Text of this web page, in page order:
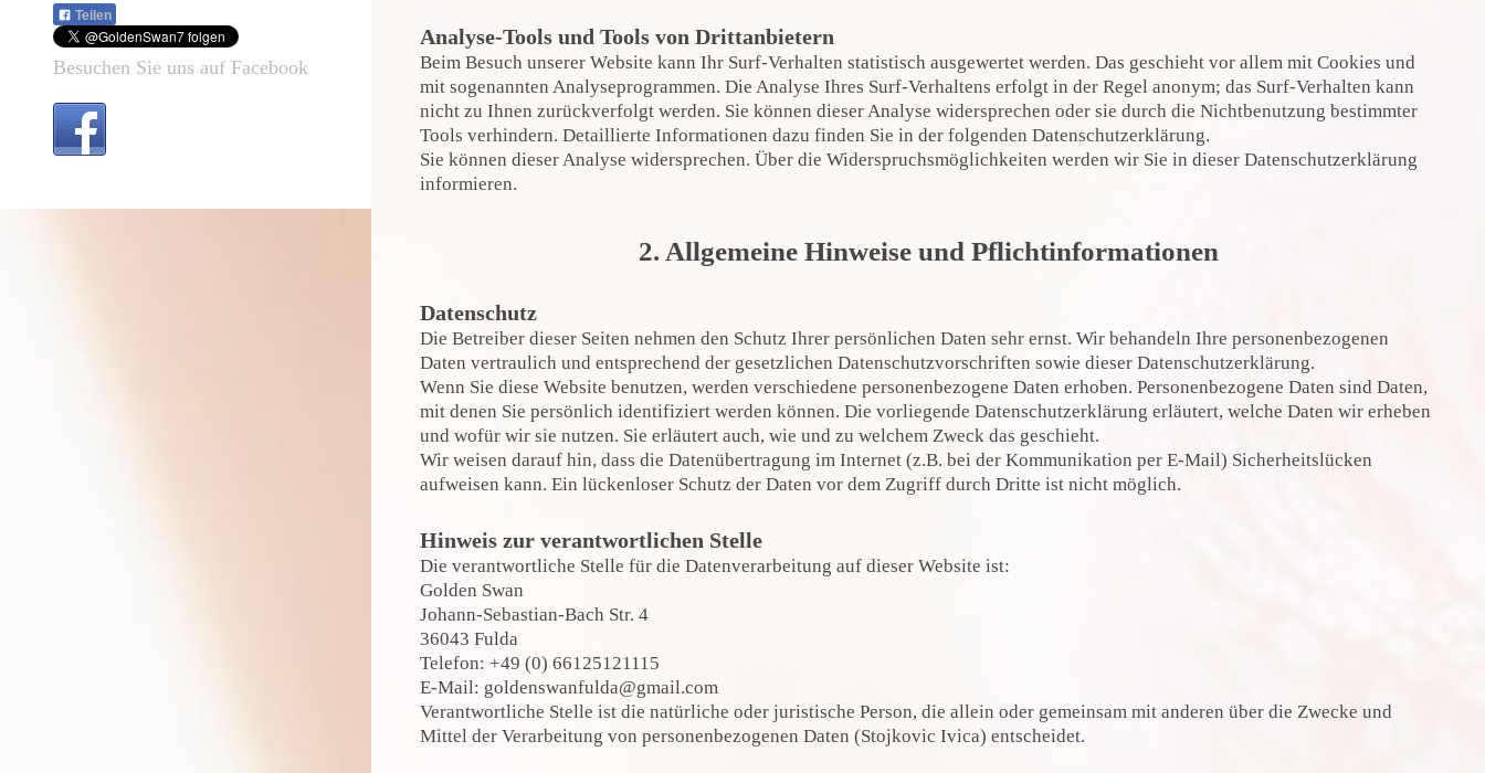
Analyse-Tools und Tools von Drittanbietern
Beim Besuch unserer Website kann Ihr Surf-Verhalten statistisch ausgewertet werden. Das geschieht vor allem mit Cookies und
mit sogenannten Analyseprogrammen. Die Analyse Ihres Surf-Verhaltens erfolgt in der Regel anonym; das Surf-Verhalten kann
nicht zu Ihnen zurückverfolgt werden. Sie können dieser Analyse widersprechen oder sie durch die Nichtbenutzung bestimmter
Tools verhindern. Detaillierte Informationen dazu finden Sie in der folgenden Datenschutzerklärung.
Sie können dieser Analyse widersprechen. Über die Widerspruchsmöglichkeiten werden wir Sie in dieser Datenschutzerklärung
informieren.
2. Allgemeine Hinweise und Pflichtinformationen
Datenschutz
Die Betreiber dieser Seiten nehmen den Schutz Ihrer persönlichen Daten sehr ernst. Wir behandeln Ihre personenbezogenen
Daten vertraulich und entsprechend der gesetzlichen Datenschutzvorschriften sowie dieser Datenschutzerklärung.
Wenn Sie diese Website benutzen, werden verschiedene personenbezogene Daten erhoben. Personenbezogene Daten sind Daten,
mit denen Sie persönlich identifiziert werden können. Die vorliegende Datenschutzerklärung erläutert, welche Daten wir erheben
und wofür wir sie nutzen. Sie erläutert auch, wie und zu welchem Zweck das geschieht.
Wir weisen darauf hin, dass die Datenübertragung im Internet (z.B. bei der Kommunikation per E-Mail) Sicherheitslücken
aufweisen kann. Ein lückenloser Schutz der Daten vor dem Zugriff durch Dritte ist nicht möglich.
Hinweis zur verantwortlichen Stelle
Die verantwortliche Stelle für die Datenverarbeitung auf dieser Website ist:
Golden Swan
Johann-Sebastian-Bach Str. 4
36043 Fulda
Telefon: +49 (0) 66125121115
E-Mail: goldenswanfulda@gmail.com
Verantwortliche Stelle ist die natürliche oder juristische Person, die allein oder gemeinsam mit anderen über die Zwecke und
Mittel der Verarbeitung von personenbezogenen Daten (Stojkovic Ivica) entscheidet.
Teilen
Besuchen Sie uns auf Facebook